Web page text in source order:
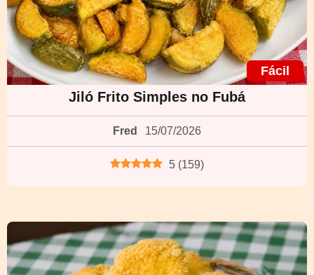
Fácil
Jiló Frito Simples no Fubá
Fred 15/07/2026
5 (159)